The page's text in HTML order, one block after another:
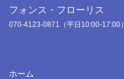
フォンス・フローリス
070-4123-0871（平日10:00-17:00）
ホーム